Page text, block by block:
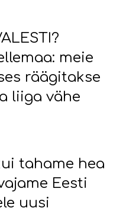
meie
räägitakse
liiga vähe
tahame hea
Eesti
uusi